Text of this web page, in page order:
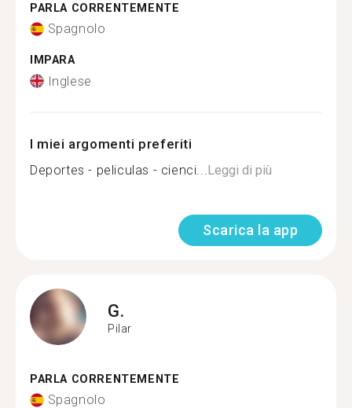
PARLA CORRENTEMENTE
Spagnolo
IMPARA
Inglese
I miei argomenti preferiti
Deportes - peliculas - cienci... Leggi di più
Scarica la app
G.
Pilar
PARLA CORRENTEMENTE
Spagnolo